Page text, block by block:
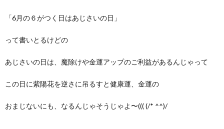
「6月の６がつく日はあじさいの日」
って書いとるけどの
あじさいの日は、魔除けや金運アップのご利益があるんじゃって
この日に紫陽花を逆さに吊るすと健康運、金運の
おまじないにも、なるんじゃそうじゃよ〜((( (/* ^^)/